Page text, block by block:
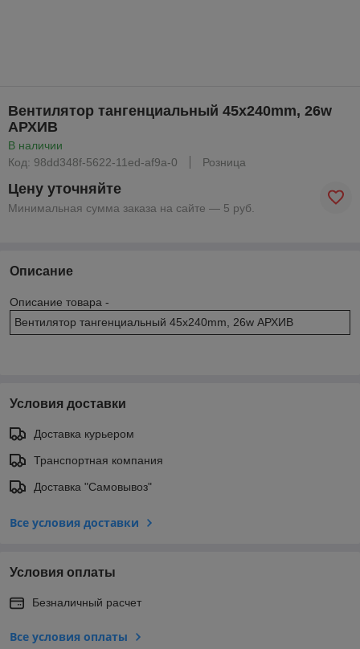
Вентилятор тангенциальный 45x240mm, 26w
АРХИВ
В наличии
Код: 98dd348f-5622-11ed-af9a-0
Розница
Цену уточняйте
Минимальная сумма заказа на сайте — 5 руб.
Описание
Описание товара -
Вентилятор тангенциальный 45x240mm, 26w АРХИВ
Условия доставки
Доставка курьером
Транспортная компания
Доставка "Самовывоз"
Все условия доставки
Условия оплаты
Безналичный расчет
Все условия оплаты